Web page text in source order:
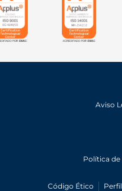
Aviso
Política
Código Ético